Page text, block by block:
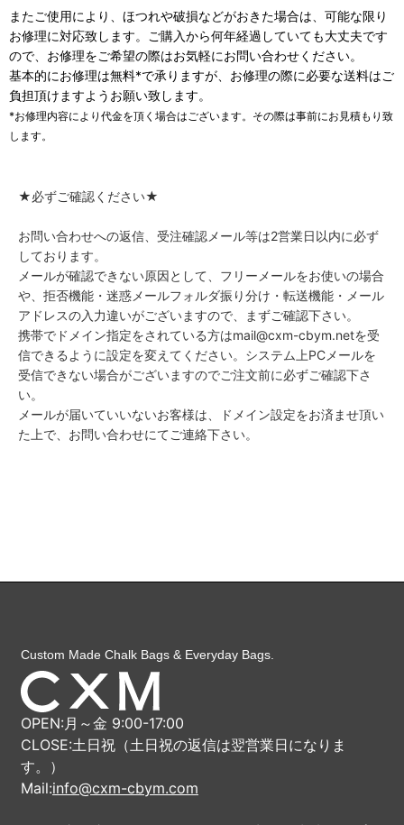
またご使用により、ほつれや破損などがおきた場合は、可能な限り
お修理に対応致します。ご購入から何年経過していても大丈夫です
ので、お修理をご希望の際はお気軽にお問い合わせください。
基本的にお修理は無料*で承りますが、お修理の際に必要な送料はご
負担頂けますようお願い致します。
*お修理内容により代金を頂く場合はございます。その際は事前にお見積もり致
します。
★必ずご確認ください★
お問い合わせへの返信、受注確認メール等は2営業日以内に必ず
しております。
メールが確認できない原因として、フリーメールをお使いの場合
や、拒否機能・迷惑メールフォルダ振り分け・転送機能・メール
アドレスの入力違いがございますので、まずご確認下さい。
携帯でドメイン指定をされている方はmail@cxm-cbym.netを受
信できるように設定を変えてください。システム上PCメールを
受信できない場合がございますのでご注文前に必ずご確認下さ
い。
メールが届いていいないお客様は、ドメイン設定をお済ませ頂い
た上で、お問い合わせにてご連絡下さい。
Custom Made Chalk Bags & Everyday Bags.
OPEN:月～金 9:00-17:00
CLOSE:土日祝（土日祝の返信は翌営業日になりま
す。）
Mail:info@cxm-cbym.com